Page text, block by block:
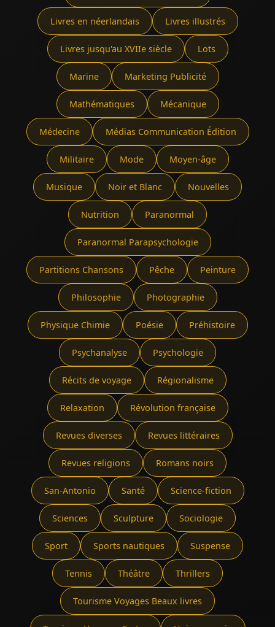
Livres en néerlandais Livres illustrés
Livres jusqu'au XVIIe siècle Lots
Marine Marketing Publicité
Mathématiques Mécanique
Médecine Médias Communication Édition
Militaire Mode Moyen-âge
Musique Noir et Blanc Nouvelles
Nutrition Paranormal
Paranormal Parapsychologie
Partitions Chansons Pêche Peinture
Philosophie Photographie
Physique Chimie Poésie Préhistoire
Psychanalyse Psychologie
Récits de voyage Régionalisme
Relaxation Révolution française
Revues diverses Revues littéraires
Revues religions Romans noirs
San-Antonio Santé Science-fiction
Sciences Sculpture Sociologie
Sport Sports nautiques Suspense
Tennis Théâtre Thrillers
Tourisme Voyages Beaux livres